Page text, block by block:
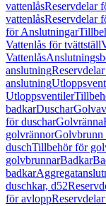
vattenlåsReservdelar
vattenlåsReservdelar
för Anslutningar
Vattenlås för tvättställ
Vattenlås
anslutning
anslutning
Utloppsventiler
badkarDuschar
för duscharGolvränna
golvrännorGolvbrunn
duschTillbehör för
golvbrunnarBadkar
badkar
duschkar, d52
för avlopp